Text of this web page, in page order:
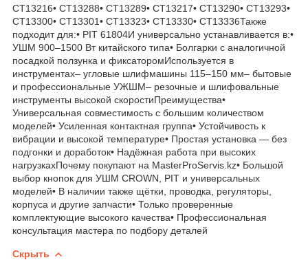
CT13216• CT13288• CT13289• CT13217• CT13290• CT13293•
CT13300• CT13301• CT13323• CT13330• CT13336Также
подходит для:• PIT 61804И универсально устанавливается в:•
УШМ 900–1500 Вт китайского типа• Болгарки с аналогичной
посадкой ползунка и фиксаторомИспользуется в
инструментах– угловые шлифмашины 115–150 мм– бытовые
и профессиональные УЖШМ– резочные и шлифовальные
инструменты высокой скоростиПреимущества•
Универсальная совместимость с большим количеством
моделей• Усиленная контактная группа• Устойчивость к
вибрации и высокой температуре• Простая установка — без
подгонки и доработок• Надёжная работа при высоких
нагрузкахПочему покупают на MasterProServis.kz• Большой
выбор кнопок для УШМ CROWN, PIT и универсальных
моделей• В наличии также щётки, проводка, регуляторы,
корпуса и другие запчасти• Только проверенные
комплектующие высокого качества• Профессиональная
консультация мастера по подбору деталей
Скрыть